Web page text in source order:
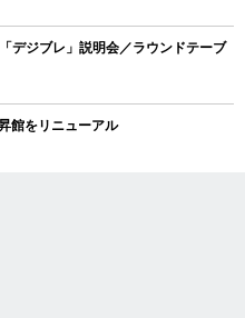
ジブレ」説明会／ラウンドテーブ
館をリニューアル